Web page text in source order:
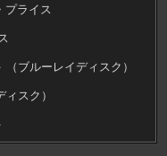
プライス
ブルーレイディスク）
スク）